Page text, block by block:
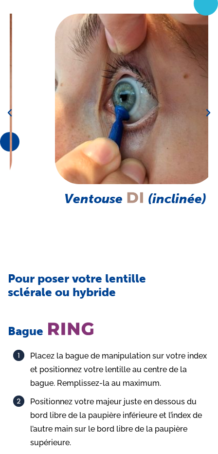
Ventouse (inclinée)
Pour poser votre lentille
sclérale ou hybride
Bague
Placez la bague de manipulation sur votre index
et positionnez votre lentille au centre de la
bague. Remplissez-la au maximum.​ ​​
Positionnez votre majeur juste en dessous du
bord libre de la paupière inférieure et l’index de
l’autre main sur le bord libre de la paupière
supérieure.​​